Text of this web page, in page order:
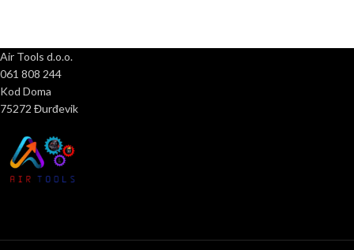
Air Tools d.o.o.
061 808 244
Kod Doma
75272 Đurđevik